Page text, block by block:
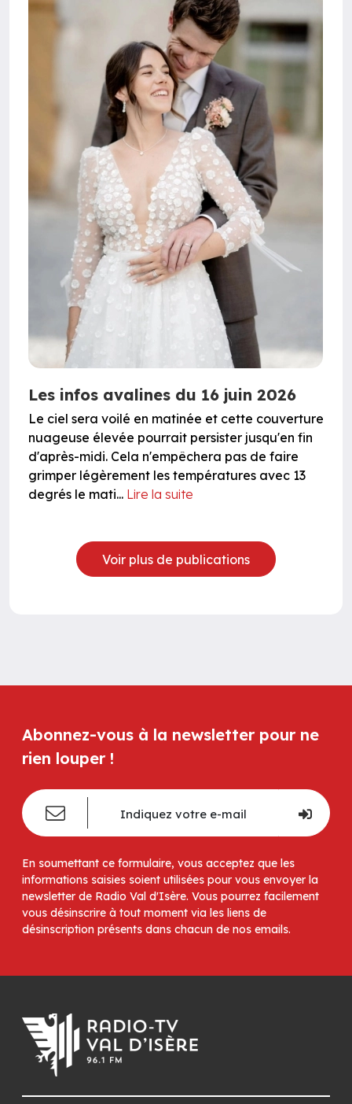
Les infos avalines du 16 juin 2026
Le ciel sera voilé en matinée et cette couverture
nuageuse élevée pourrait persister jusqu'en fin
d'après-midi. Cela n'empêchera pas de faire
grimper légèrement les températures avec 13
degrés le mati... Lire la suite
Voir plus de publications
Abonnez-vous à la newsletter pour ne
rien louper !
En soumettant ce formulaire, vous acceptez que les
informations saisies soient utilisées pour vous envoyer la
newsletter de Radio Val d'Isère. Vous pourrez facilement
vous désinscrire à tout moment via les liens de
désinscription présents dans chacun de nos emails.